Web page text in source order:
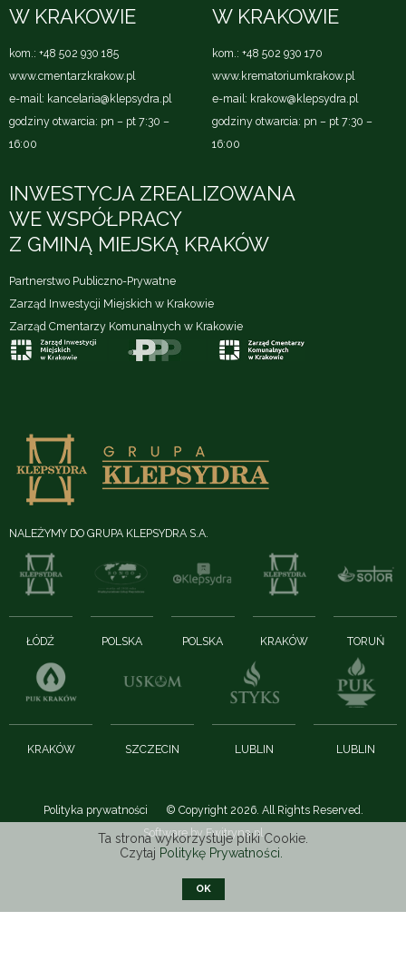
W KRAKOWIE
kom.: +48 502 930 185
www.cmentarzkrakow.pl
e-mail: kancelaria@klepsydra.pl
godziny otwarcia: pn – pt 7:30 –
16:00
W KRAKOWIE
kom.: +48 502 930 170
www.krematoriumkrakow.pl
e-mail: krakow@klepsydra.pl
godziny otwarcia: pn – pt 7:30 –
16:00
INWESTYCJA ZREALIZOWANA
WE WSPÓŁPRACY
Z GMINĄ MIEJSKĄ KRAKÓW
Partnerstwo Publiczno-Prywatne
Zarząd Inwestycji Miejskich w Krakowie
Zarząd Cmentarzy Komunalnych w Krakowie
NALEŻYMY DO GRUPA KLEPSYDRA S.A.
ŁÓDŹ POLSKA POLSKA KRAKÓW TORUŃ
KRAKÓW SZCZECIN LUBLIN LUBLIN
Polityka prywatności
© Copyright 2026. All Rights Reserved.
Software byEwitryna.pl
Ta strona wykorzystuje pliki Cookie.
Czytaj Politykę Prywatności.
OK